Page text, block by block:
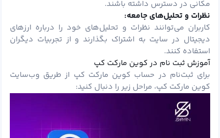
مکانی در دسترس داشته باشند.
نظرات و تحلیل‌های جامعه:
کاربران می‌توانند نظرات و تحلیل‌های خود را درباره ارزهای
دیجیتال در سایت به اشتراک بگذارند و از تجربیات دیگران
استفاده کنند.
آموزش ثبت نام در کوین مارکت کپ
برای ثبت‌نام در حساب کوین مارکت کپ از طریق وب‌سایت
کوین مارکت کپ، مراحل زیر را دنبال کنید: